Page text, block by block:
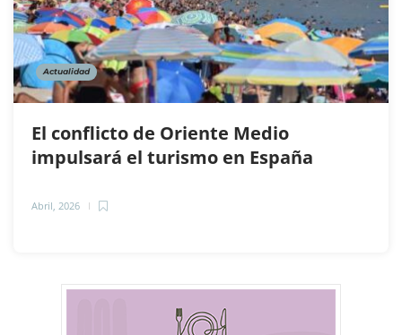
Actualidad
El conflicto de Oriente Medio
impulsará el turismo en España
Abril, 2026